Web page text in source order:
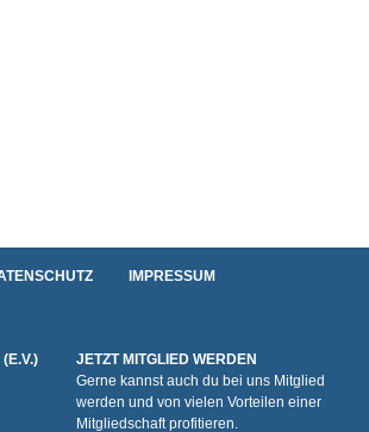
IMPRESSUM
JETZT MITGLIED WERDEN
Gerne kannst auch du bei uns Mitglied
werden und von vielen Vorteilen einer
Mitgliedschaft profitieren.